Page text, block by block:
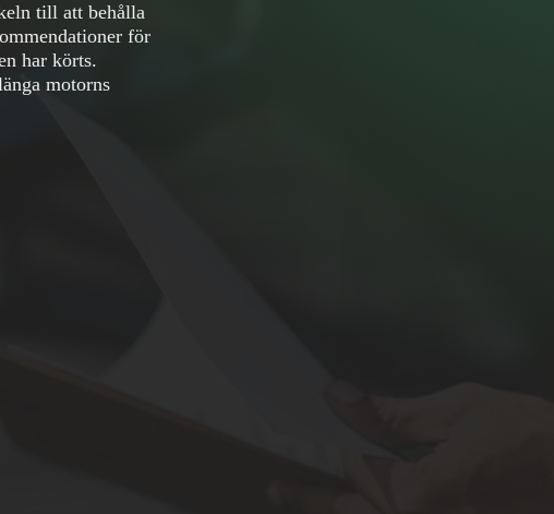
till att behålla
för
har körts.
motorns